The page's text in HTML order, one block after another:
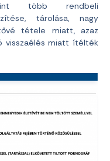
több rendbeli
tárolása, nagy
tétele miatt, azaz
visszaélés miatt ítélték